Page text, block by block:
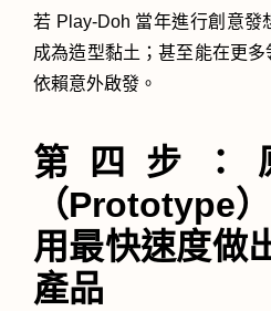
若 Play-Doh 當年進行創意發
成為造型黏土；甚至能在更
依賴意外啟發。
第四步：
（Prototype）
用最快速度做
產品